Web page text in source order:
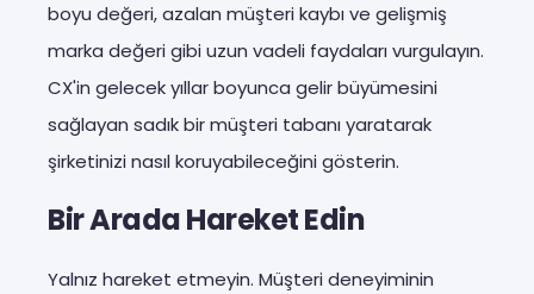
boyu değeri, azalan müşteri kaybı ve gelişmiş
marka değeri gibi uzun vadeli faydaları vurgulayın.
CX'in gelecek yıllar boyunca gelir büyümesini
sağlayan sadık bir müşteri tabanı yaratarak
şirketinizi nasıl koruyabileceğini gösterin.
Bir Arada Hareket Edin
Yalnız hareket etmeyin. Müşteri deneyiminin